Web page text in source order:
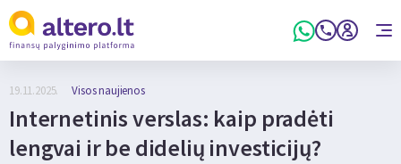
19.11.2025. Visos naujienos
Internetinis verslas: kaip pradėti
lengvai ir be didelių investicijų?